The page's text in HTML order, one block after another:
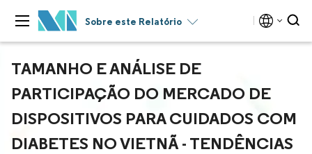
Sobre este Relatório
TAMANHO E ANÁLISE DE
PARTICIPAÇÃO DO MERCADO DE
DISPOSITIVOS PARA CUIDADOS COM
DIABETES NO VIETNÃ - TENDÊNCIAS